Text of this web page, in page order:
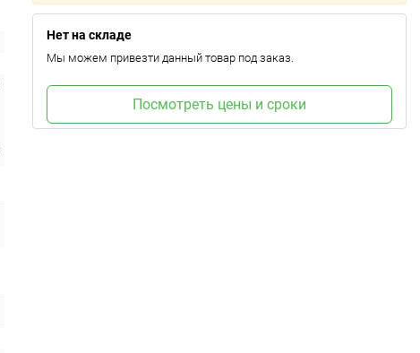
Нет на складе
Мы можем привезти данный товар под заказ.
Посмотреть цены и сроки